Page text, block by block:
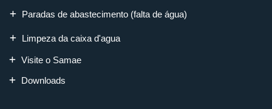
Paradas de abastecimento (falta de água)
Limpeza da caixa d'agua
Visite o Samae
Downloads